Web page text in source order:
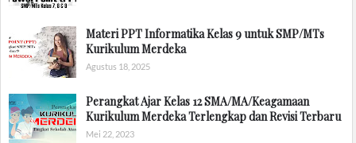
Materi PPT Informatika Kelas 9 untuk SMP/MTs
Kurikulum Merdeka
Agustus 18, 2025
Perangkat Ajar Kelas 12 SMA/MA/Keagamaan
Kurikulum Merdeka Terlengkap dan Revisi Terbaru
Mei 22, 2023